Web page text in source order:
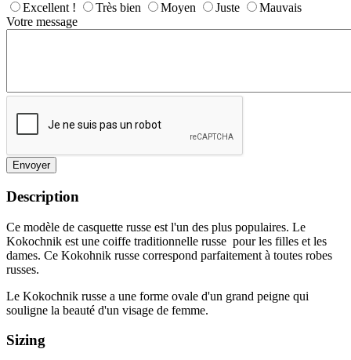
Excellent !
Très bien Moyen Juste
Mauvais
Votre message
Envoyer
Description
Ce modèle de casquette russe est l'un des plus populaires. Le
Kokochnik est une coiffe traditionnelle russe pour les filles et les
dames. Ce Kokohnik russe correspond parfaitement à toutes robes
russes.
Le Kokochnik russe a une forme ovale d'un grand peigne qui
souligne la beauté d'un visage de femme.
Sizing